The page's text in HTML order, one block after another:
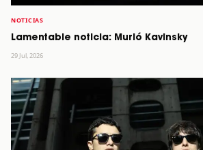
NOTICIAS
Lamentable noticia: Murió Kavinsky
29 Jul, 2026